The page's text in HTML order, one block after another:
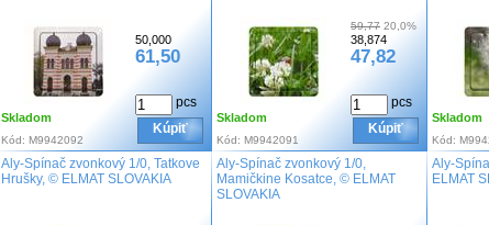
50,000
61,50
pcs
Kúpiť
Skladom
Kód: M9942092
59,77 20,0%
38,874
47,82
pcs
Kúpiť
Skladom
Kód: M9942091
Skladom
Kód:
Aly-Spínač zvonkový 1/0, Tatkove
Hrušky, © ELMAT SLOVAKIA
Aly-Spínač zvonkový 1/0,
Mamičkine Kosatce, © ELMAT
SLOVAKIA
Aly-
ELMAT